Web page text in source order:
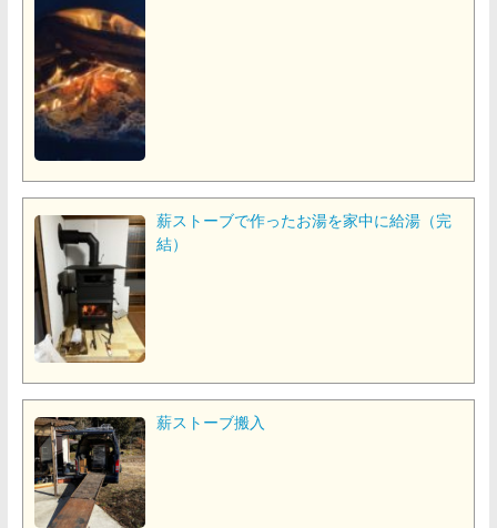
薪ストーブで作ったお湯を家中に給湯（完
結）
薪ストーブ搬入